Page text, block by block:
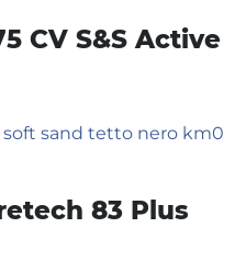
CV S&S Active
83 Plus